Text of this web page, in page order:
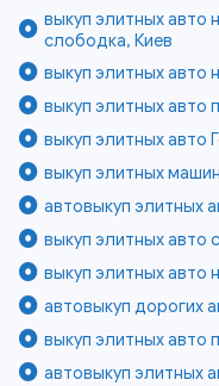
выкуп элитных авто
слободка, Киев
выкуп элитных авто
выкуп элитных авто
выкуп элитных авто
выкуп элитных
автовыкуп элитных
выкуп элитных авто
выкуп элитных авто
автовыкуп дорогих
выкуп элитных авто
автовыкуп элитных